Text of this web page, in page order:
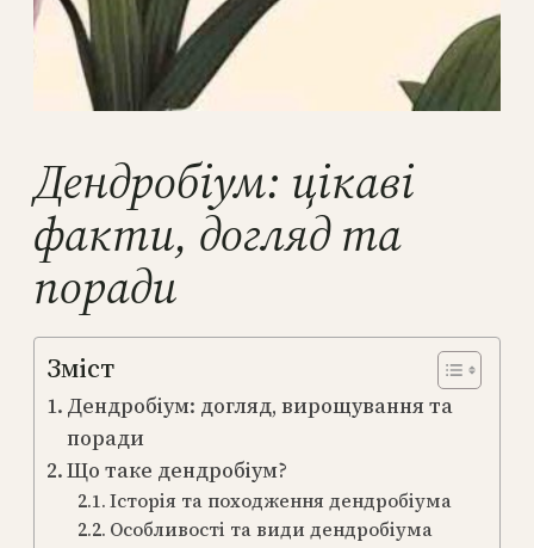
Дендробіум: цікаві
факти, догляд та
поради
Зміст
Дендробіум: догляд, вирощування та
поради
Що таке дендробіум?
Історія та походження дендробіума
Особливості та види дендробіума